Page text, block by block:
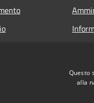
Questo
alla